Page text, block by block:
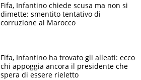
Fifa, Infantino chiede scusa ma non si
dimette: smentito tentativo di
corruzione al Marocco
Fifa, Infantino ha trovato gli alleati: ecco
chi appoggia ancora il presidente che
spera di essere rieletto